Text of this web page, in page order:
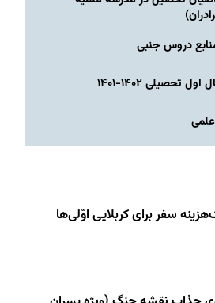
دروس جنبی
تحصیلی ۱۴۰۲-۱۴۰۱
علمی
سفر برای کربلایی اوّلی‌ها